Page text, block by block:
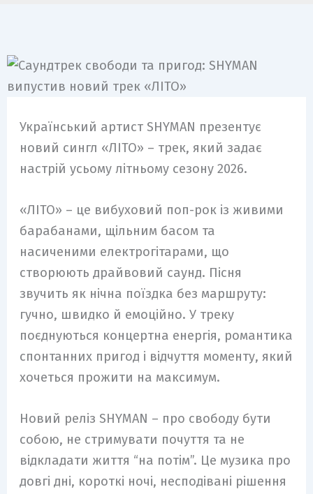
Український артист SHYMAN презентує
новий сингл «ЛІТО» – трек, який задає
настрій усьому літньому сезону 2026.
«ЛІТО» – це вибуховий поп-рок із живими
барабанами, щільним басом та
насиченими електрогітарами, що
створюють драйвовий саунд. Пісня
звучить як нічна поїздка без маршруту:
гучно, швидко й емоційно. У треку
поєднуються концертна енергія, романтика
спонтанних пригод і відчуття моменту, який
хочеться прожити на максимум.
Новий реліз SHYMAN – про свободу бути
собою, не стримувати почуття та не
відкладати життя “на потім”. Це музика про
довгі дні, короткі ночі, несподівані рішення